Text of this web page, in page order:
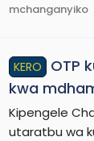
mchanganyiko
KERO
OTP
kwa
Kipengele
utaratbu wa